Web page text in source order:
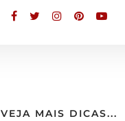
VEJA MAIS DICAS...